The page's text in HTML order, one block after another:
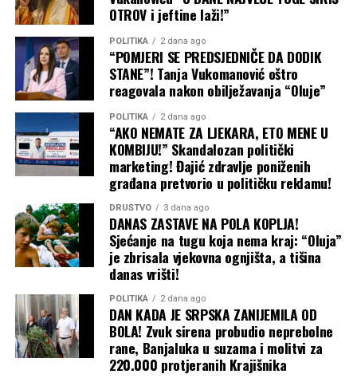
OTROV i jeftine laži!”
POLITIKA 2 dana ago
“POMJERI SE PREDSJEDNIČE DA DODIK
STANE”! Tanja Vukomanović oštro
reagovala nakon obilježavanja “Oluje”
POLITIKA 2 dana ago
“AKO NEMATE ZA LJEKARA, ETO MENE U
KOMBIJU!” Skandalozan politički
marketing! Đajić zdravlje poniženih
građana pretvorio u političku reklamu!
DRUŠTVO 3 dana ago
DANAS ZASTAVE NA POLA KOPLJA!
Sjećanje na tugu koja nema kraj: “Oluja”
je zbrisala vjekovna ognjišta, a tišina
danas vrišti!
POLITIKA 2 dana ago
DAN KADA JE SRPSKA ZANIJEMILA OD
BOLA! Zvuk sirena probudio neprebolne
rane, Banjaluka u suzama i molitvi za
220.000 protjeranih Krajišnika